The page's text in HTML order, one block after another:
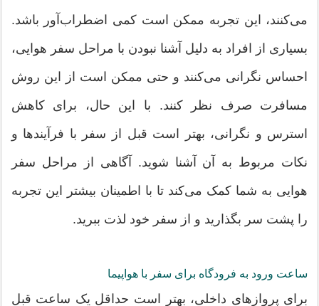
می‌کنند، این تجربه ممکن است کمی اضطراب‌آور باشد.
بسیاری از افراد به دلیل آشنا نبودن با مراحل سفر هوایی،
احساس نگرانی می‌کنند و حتی ممکن است از این روش
مسافرت صرف نظر کنند. با این حال، برای کاهش
استرس و نگرانی، بهتر است قبل از سفر با فرآیندها و
نکات مربوط به آن آشنا شوید. آگاهی از مراحل سفر
هوایی به شما کمک می‌کند تا با اطمینان بیشتر این تجربه
را پشت سر بگذارید و از سفر خود لذت ببرید.
ساعت ورود به فرودگاه برای سفر با هواپیما
برای پروازهای داخلی، بهتر است حداقل یک ساعت قبل